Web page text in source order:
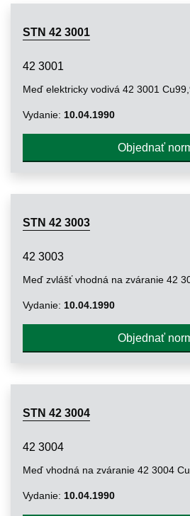
STN 42 3001
42 3001
Meď elektricky vodivá 42 3001
Vydanie: 10.04.1990
Objednať
STN 42 3003
42 3003
Meď zvlášť vhodná na zváranie 42
Vydanie: 10.04.1990
Objednať
STN 42 3004
42 3004
Meď vhodná na zváranie 42 3004
Vydanie: 10.04.1990